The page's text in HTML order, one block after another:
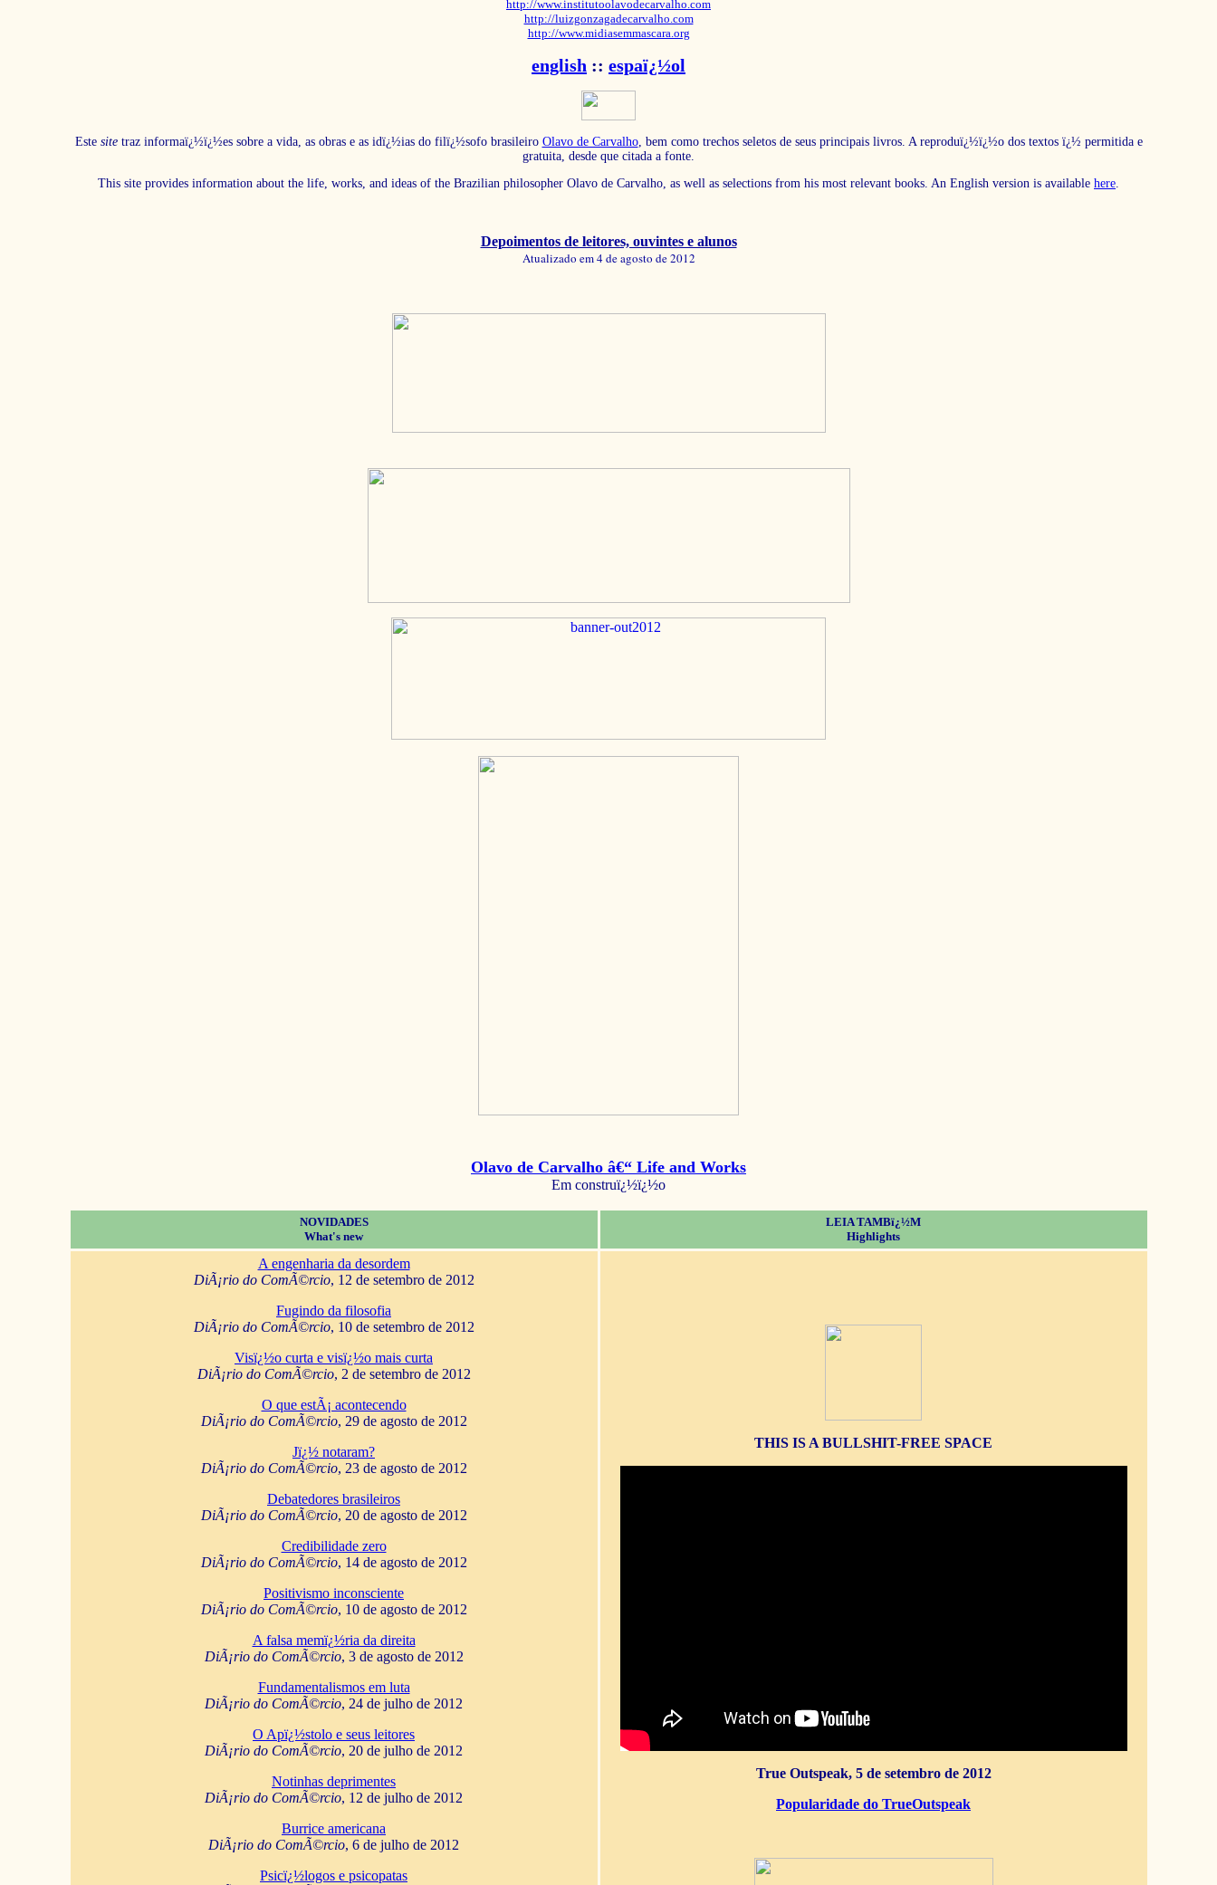
http://www.institutoolavodecarvalho.com
http://luizgonzagadecarvalho.com
http://www.midiasemmascara.org
english :: espaï¿½ol
Este sitetraz informaï¿½ï¿½es sobre a vida, as obras e as idï¿½ias do filï¿½sofo brasileiro Olavo de Carvalho, bem como trechos seletos de seus principais livros. A reproduï¿½ï¿½o dos textos ï¿½ permitida e
gratuita, desde que citada a fonte.
This site provides information about the life, works, and ideas of the Brazilian philosopher Olavo de Carvalho, as well as selections from his most relevant books. An English version is available here.
Depoimentos de leitores, ouvintes e alunos
Atualizado em 4 de agosto de 2012
Olavo de Carvalho â€“ Life and Works
Em construï¿½ï¿½o
NOVIDADES
What's new
LEIA TAMBï¿½M
Highlights
A engenharia da desordem
DiÃ¡rio do ComÃ©rcio, 12 de setembro de 2012
Fugindo da filosofia
DiÃ¡rio do ComÃ©rcio, 10 de setembro de 2012
Visï¿½o curta e visï¿½o mais curta
DiÃ¡rio do ComÃ©rcio, 2 de setembro de 2012
O que estÃ¡ acontecendo
DiÃ¡rio do ComÃ©rcio, 29 de agosto de 2012
Jï¿½ notaram?
DiÃ¡rio do ComÃ©rcio, 23 de agosto de 2012
Debatedores brasileiros
DiÃ¡rio do ComÃ©rcio, 20 de agosto de 2012
Credibilidade zero
DiÃ¡rio do ComÃ©rcio, 14 de agosto de 2012
Positivismo inconsciente
DiÃ¡rio do ComÃ©rcio, 10 de agosto de 2012
A falsa memï¿½ria da direita
DiÃ¡rio do ComÃ©rcio, 3 de agosto de 2012
Fundamentalismos em luta
DiÃ¡rio do ComÃ©rcio, 24 de julho de 2012
O Apï¿½stolo e seus leitores
DiÃ¡rio do ComÃ©rcio, 20 de julho de 2012
Notinhas deprimentes
DiÃ¡rio do ComÃ©rcio, 12 de julho de 2012
Burrice americana
DiÃ¡rio do ComÃ©rcio, 6 de julho de 2012
Psicï¿½logos e psicopatas
THIS IS A BULLSHIT-FREE SPACE
True Outspeak, 5 de setembro de 2012
Popularidade do TrueOutspeak